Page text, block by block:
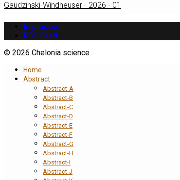
Gaudzinski-Windheuser - 2026 - 01
Impressum
RSS Feed
© 2026 Chelonia science
Home
Abstract
Abstract-A
Abstract-B
Abstract-C
Abstract-D
Abstract-E
Abstract-F
Abstract-G
Abstract-H
Abstract-I
Abstract-J